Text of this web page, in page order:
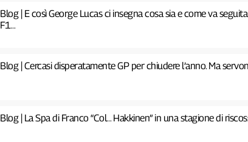
Blog | E così George Lucas ci insegna cosa sia e come va
F1…
Blog | Cercasi disperatamente GP per chiudere l’anno. Ma
Blog | La Spa di Franco “Col… Hakkinen” in una stagione di